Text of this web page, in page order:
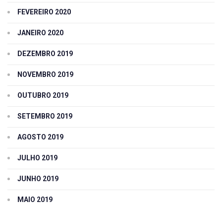
FEVEREIRO 2020
JANEIRO 2020
DEZEMBRO 2019
NOVEMBRO 2019
OUTUBRO 2019
SETEMBRO 2019
AGOSTO 2019
JULHO 2019
JUNHO 2019
MAIO 2019